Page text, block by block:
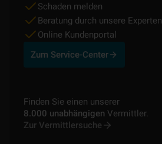
Schaden melden
Beratung durch unsere Experten
Online Kundenportal
Zum Service-Center
Finden Sie einen unserer
8.000 unabhängigen Vermittler.
Zur Vermittlersuche